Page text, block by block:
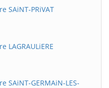
SAiNT-PRiVAT
GERMAiN-LES-